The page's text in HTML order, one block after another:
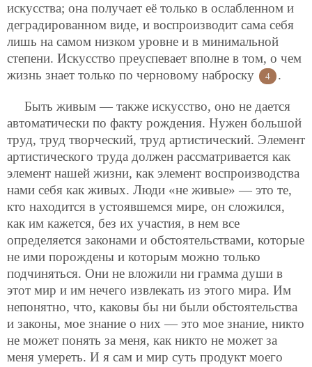
искусства; она получает её только в ослабленном и
деградированном виде, и воспроизводит сама себя
лишь на самом низком уровне и в минимальной
степени. Искусство преуспевает вполне в том, о чем
жизнь знает только по черновому наброску
4 .
Быть живым — также искусство, оно не дается
автоматически по факту рождения. Нужен большой
труд, труд творческий, труд артистический. Элемент
артистического труда должен рассматривается как
элемент нашей жизни, как элемент воспроизводства
нами себя как живых. Люди «не живые» — это те,
кто находится в устоявшемся мире, он сложился,
как им кажется, без их участия, в нем все
определяется законами и обстоятельствами, которые
не ими порождены и которым можно только
подчиняться. Они не вложили ни грамма души в
этот мир и им нечего извлекать из этого мира. Им
непонятно, что, каковы бы ни были обстоятельства
и законы, мое знание о них — это мое знание, никто
не может понять за меня, как никто не может за
меня умереть. И я сам и мир суть продукт моего